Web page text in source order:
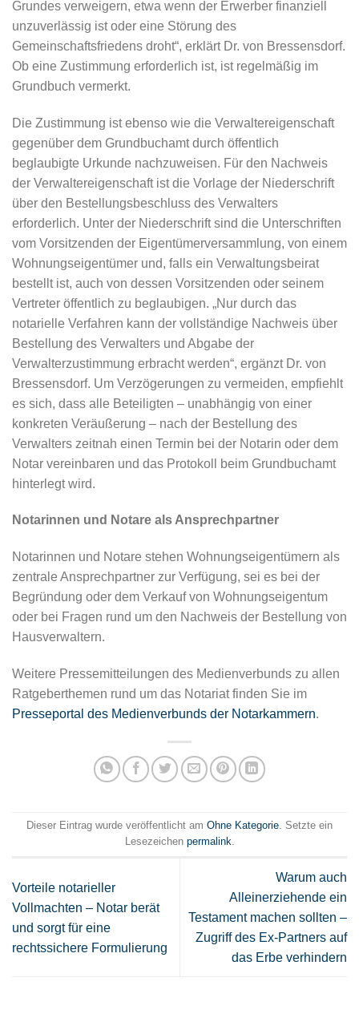
Grundes verweigern, etwa wenn der Erwerber finanziell
unzuverlässig ist oder eine Störung des
Gemeinschaftsfriedens droht“, erklärt Dr. von Bressensdorf.
Ob eine Zustimmung erforderlich ist, ist regelmäßig im
Grundbuch vermerkt.
Die Zustimmung ist ebenso wie die Verwaltereigenschaft
gegenüber dem Grundbuchamt durch öffentlich
beglaubigte Urkunde nachzuweisen. Für den Nachweis
der Verwaltereigenschaft ist die Vorlage der Niederschrift
über den Bestellungsbeschluss des Verwalters
erforderlich. Unter der Niederschrift sind die Unterschriften
vom Vorsitzenden der Eigentümerversammlung, von einem
Wohnungseigentümer und, falls ein Verwaltungsbeirat
bestellt ist, auch von dessen Vorsitzenden oder seinem
Vertreter öffentlich zu beglaubigen. „Nur durch das
notarielle Verfahren kann der vollständige Nachweis über
Bestellung des Verwalters und Abgabe der
Verwalterzustimmung erbracht werden“, ergänzt Dr. von
Bressensdorf. Um Verzögerungen zu vermeiden, empfiehlt
es sich, dass alle Beteiligten – unabhängig von einer
konkreten Veräußerung – nach der Bestellung des
Verwalters zeitnah einen Termin bei der Notarin oder dem
Notar vereinbaren und das Protokoll beim Grundbuchamt
hinterlegt wird.
Notarinnen und Notare als Ansprechpartner
Notarinnen und Notare stehen Wohnungseigentümern als
zentrale Ansprechpartner zur Verfügung, sei es bei der
Begründung oder dem Verkauf von Wohnungseigentum
oder bei Fragen rund um den Nachweis der Bestellung von
Hausverwaltern.
Weitere Pressemitteilungen des Medienverbunds zu allen
Ratgeberthemen rund um das Notariat finden Sie im
Presseportal des Medienverbunds der Notarkammern.
Dieser Eintrag wurde veröffentlicht am Ohne Kategorie. Setzte ein
Lesezeichen permalink.
Vorteile notarieller
Vollmachten – Notar berät
und sorgt für eine
rechtssichere Formulierung
Warum auch
Alleinerziehende ein
Testament machen sollten –
Zugriff des Ex-Partners auf
das Erbe verhindern